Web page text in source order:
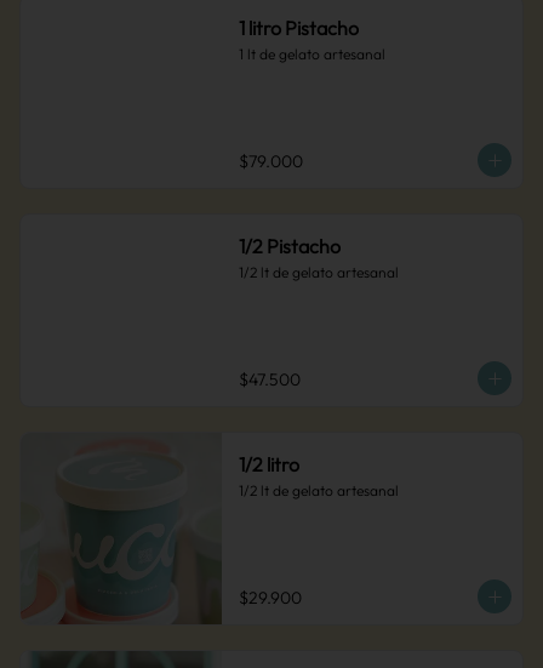
1 litro Pistacho
1 lt de gelato artesanal
$79.000
1/2 Pistacho
1/2 lt de gelato artesanal
$47.500
1/2 litro
1/2 lt de gelato artesanal
$29.900